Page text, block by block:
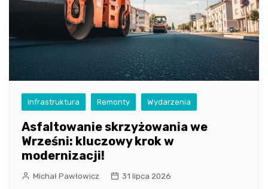
Infrastruktura Remonty Wydarzenia
Asfaltowanie skrzyżowania we
Wrześni: kluczowy krok w
modernizacji!
Michał Pawłowicz 31 lipca 2026